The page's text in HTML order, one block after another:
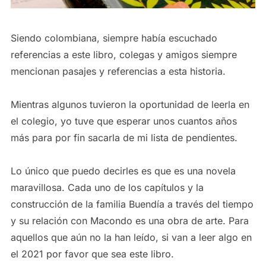
Siendo colombiana, siempre había escuchado
referencias a este libro, colegas y amigos siempre
mencionan pasajes y referencias a esta historia.
Mientras algunos tuvieron la oportunidad de leerla en
el colegio, yo tuve que esperar unos cuantos años
más para por fin sacarla de mi lista de pendientes.
Lo único que puedo decirles es que es una novela
maravillosa. Cada uno de los capítulos y la
construcción de la familia Buendía a través del tiempo
y su relación con Macondo es una obra de arte. Para
aquellos que aún no la han leído, si van a leer algo en
el 2021 por favor que sea este libro.